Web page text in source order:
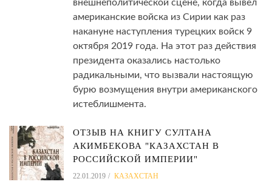
внешнеполитической сцене, когда вывел
американские войска из Сирии как раз
накануне наступления турецких войск 9
октября 2019 года. На этот раз действия
президента оказались настолько
радикальными, что вызвали настоящую
бурю возмущения внутри американского
истеблишмента.
ОТЗЫВ НА КНИГУ СУЛТАНА
АКИМБЕКОВА "КАЗАХСТАН В
РОССИЙСКОЙ ИМПЕРИИ"
22.01.2019 КАЗАХСТАН